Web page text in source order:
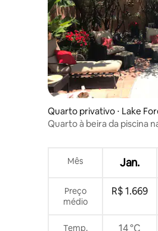
Quarto privativo ⋅ Lake
Quarto à beira da piscina
Mês Jan.
Preço
médio
R$ 1.669
Temp. 14 °C